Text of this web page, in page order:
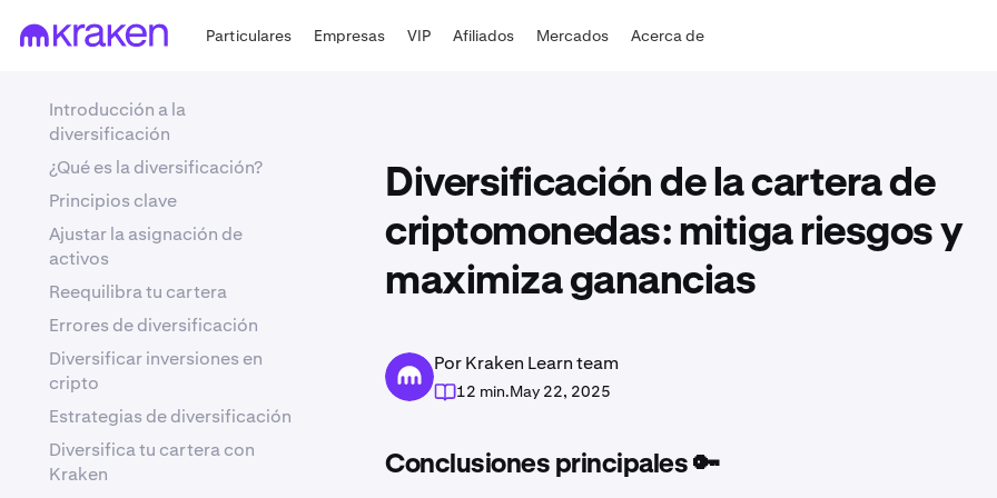
Particulares Empresas VIP Afiliados Mercados Acerca de
Diversificación de la cartera de
criptomonedas: mitiga riesgos y
maximiza ganancias
Por Kraken Learn team
12 min.May 22, 2025
Conclusiones principales 🔑
Introducción a la
diversificación
¿Qué es la diversificación?
Principios clave
Ajustar la asignación de
activos
Reequilibra tu cartera
Errores de diversificación
Diversificar inversiones en
cripto
Estrategias de diversificación
Diversifica tu cartera con
Kraken